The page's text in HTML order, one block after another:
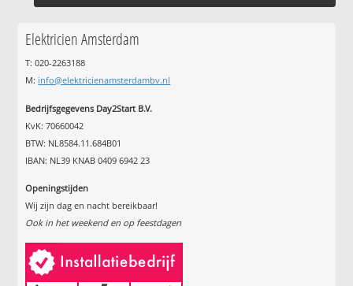
Elektricien Amsterdam
T: 020-2263188
M: info@elektricienamsterdambv.nl
Bedrijfsgegevens Day2Start B.V.
KvK: 70660042
BTW: NL8584.11.684B01
IBAN: NL39 KNAB 0409 6942 23
Openingstijden
Wij zijn dag en nacht bereikbaar!
Ook in het weekend en op feestdagen